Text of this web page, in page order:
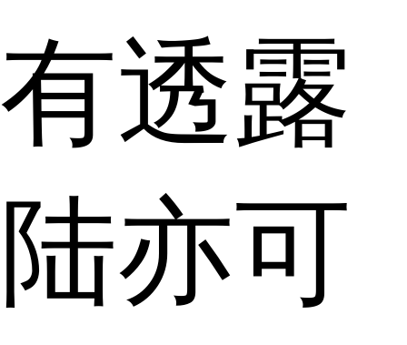
有透露
陆亦可